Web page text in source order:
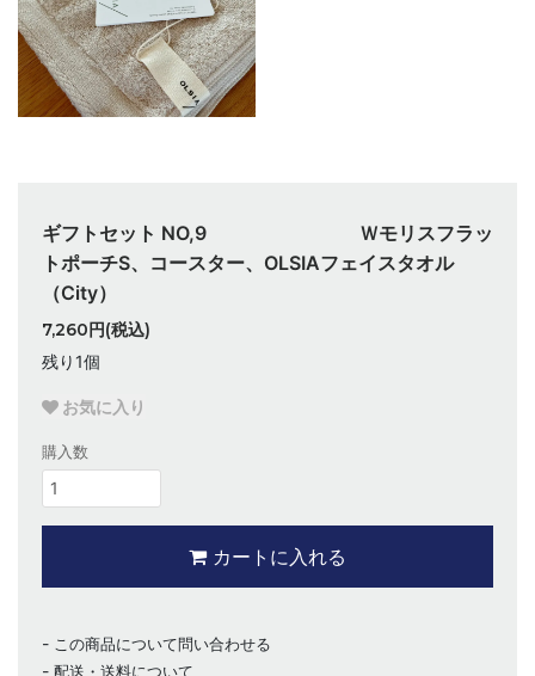
ギフトセット NO,9 Ｗモリスフラッ
トポーチS、コースター、OLSIAフェイスタオル
（City）
7,260円(税込)
残り1個
お気に入り
購入数
カートに入れる
この商品について問い合わせる
配送・送料について